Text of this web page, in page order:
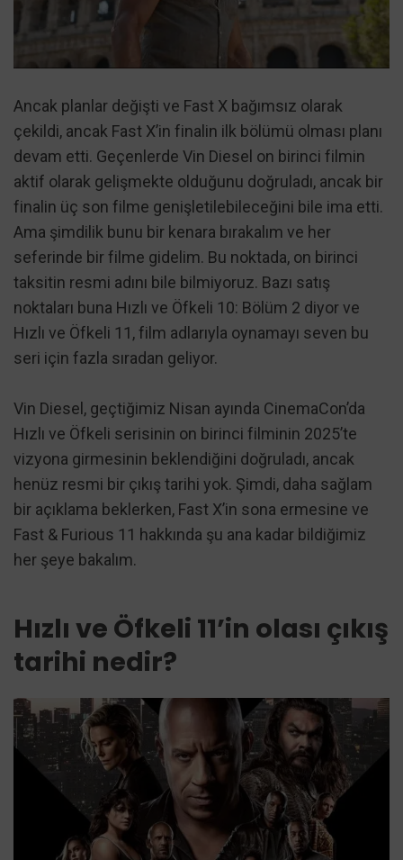
Ancak planlar değişti ve Fast X bağımsız olarak
çekildi, ancak Fast X’in finalin ilk bölümü olması planı
devam etti. Geçenlerde Vin Diesel on birinci filmin
aktif olarak gelişmekte olduğunu doğruladı, ancak bir
finalin üç son filme genişletilebileceğini bile ima etti.
Ama şimdilik bunu bir kenara bırakalım ve her
seferinde bir filme gidelim. Bu noktada, on birinci
taksitin resmi adını bile bilmiyoruz. Bazı satış
noktaları buna Hızlı ve Öfkeli 10: Bölüm 2 diyor ve
Hızlı ve Öfkeli 11, film adlarıyla oynamayı seven bu
seri için fazla sıradan geliyor.
Vin Diesel, geçtiğimiz Nisan ayında CinemaCon’da
Hızlı ve Öfkeli serisinin on birinci filminin 2025’te
vizyona girmesinin beklendiğini doğruladı, ancak
henüz resmi bir çıkış tarihi yok. Şimdi, daha sağlam
bir açıklama beklerken, Fast X’in sona ermesine ve
Fast & Furious 11 hakkında şu ana kadar bildiğimiz
her şeye bakalım.
Hızlı ve Öfkeli 11’in olası çıkış
tarihi nedir?